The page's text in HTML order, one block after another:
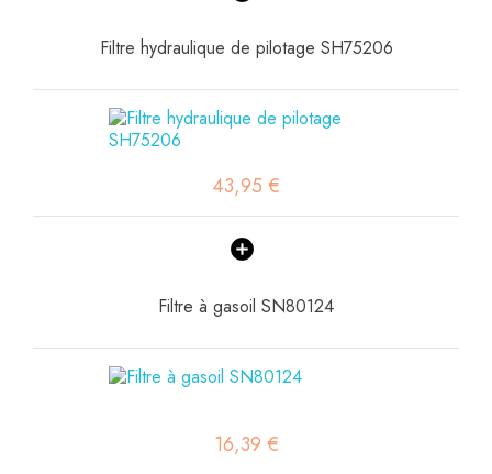
Filtre hydraulique de pilotage SH75206
43,95 €
Filtre à gasoil SN80124
16,39 €